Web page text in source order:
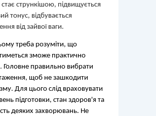
стає стрункішою, підвищується
тонус, відбувається
від зайвої ваги.
треба розуміти, що
зможе практично
Головне правильно вибрати
щоб не зашкодити
Для цього слід враховувати
підготовки, стан здоров'я та
деяких захворювань. Не